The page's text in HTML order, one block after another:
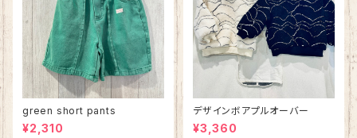
green short pants
¥2,310
デザインボアプルオーバー
¥3,360